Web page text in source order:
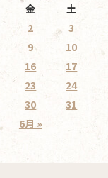
金 土
6月 »
2
3
9
10
16
17
23
24
30 31